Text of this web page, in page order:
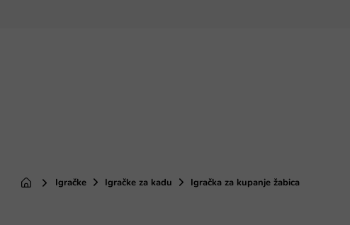
PočetnaIgračke Igračke za kadu Igračka za kupanje žabica